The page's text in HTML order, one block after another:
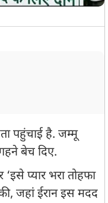
पहुंचाई है. जम्मू
बेच दिए.
प्यार भरा तोहफा
जहां ईरान इस मदद